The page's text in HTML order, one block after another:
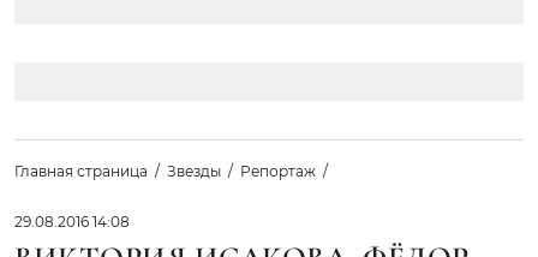
Главная страница Звезды Репортаж
29.08.2016 14:08